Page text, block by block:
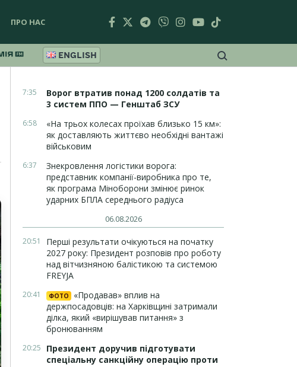
ПРО НАС
ENGLISH
7:35
Ворог втратив понад 1200 солдатів та
3 систем ППО — Генштаб ЗСУ
6:58
«На трьох колесах проїхав близько 15 км»:
як доставляють життєво необхідні вантажі
військовим
6:37
Знекровлення логістики ворога:
представник компанії-виробника про те,
як програма Міноборони змінює ринок
ударних БПЛА середнього радіуса
06.08.2026
20:51
Перші результати очікуються на початку
2027 року: Президент розповів про роботу
над вітчизняною балістикою та системою
FREYJA
20:41 ФОТО
«Продавав» вплив на
держпосадовців: на Харківщині затримали
ділка, який «вирішував питання» з
бронюванням
20:25
Президент доручив підготувати
спеціальну санкційну операцію проти